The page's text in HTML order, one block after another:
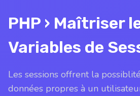
PHP › Maîtriser
Variables de
Les sessions offrent la
données propres à un